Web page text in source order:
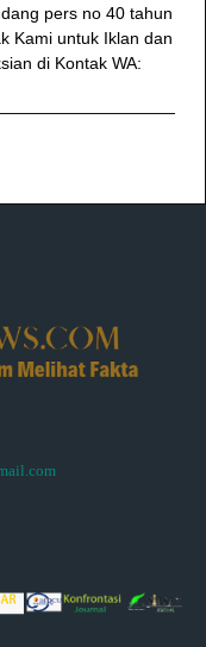
pers no 40 tahun
Kami untuk Iklan dan
di Kontak WA: